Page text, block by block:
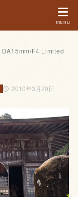
DA15mm/F4 Limited
2010年3月20日